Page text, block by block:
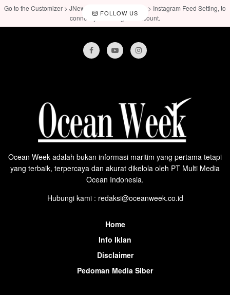
FOLLOW US
Go to the Customizer > JNews : Social, Like & View > Instagram Feed Setting, to
connect your Instagram account.
Ocean Week adalah bukan informasi maritim yang pertama tetapi
yang terbaik, terpercaya dan akurat dikelola oleh PT Multi Media
Ocean Indonesia.
Hubungi kami : redaksi@oceanweek.co.id
Home
Info Iklan
Disclaimer
Pedoman Media Siber